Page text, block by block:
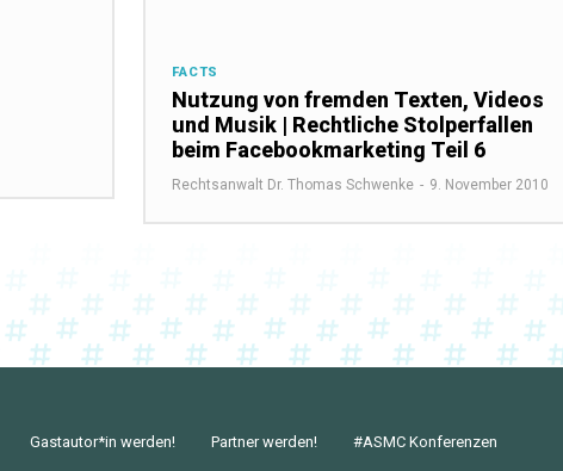
FACTS
Nutzung von fremden Texten, Videos
und Musik | Rechtliche Stolperfallen
beim Facebookmarketing Teil 6
Rechtsanwalt Dr. Thomas Schwenke - 9. November 2010
Gastautor*in werden! Partner werden! #ASMC Konferenzen